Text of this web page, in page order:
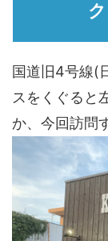
国道旧4号線(
スをくぐると
か、今回訪問